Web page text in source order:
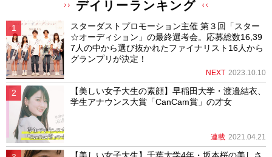
デイリーランキング
スターダストプロモーション主催 第３回「スター
☆オーディション」の最終選考会。応募総数16,39
7人の中から選び抜かれたファイナリスト16人から
グランプリが決定！
NEXT 2023.10.10
【美しい女子大生の素顔】早稲田大学・渡邉結衣、
学生アナウンス大賞「CanCam賞」の才女
連載 2021.04.21